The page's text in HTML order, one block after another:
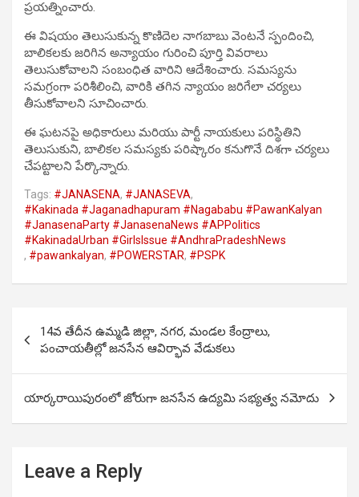
ప్రయత్నించారు.
ఈ విషయం తెలుసుకున్న కొణిదెల నాగబాబు వెంటనే స్పందించి,
బాలికలకు జరిగిన అన్యాయం గురించి పూర్తి వివరాలు
తెలుసుకోవాలని సంబంధిత వారిని ఆదేశించారు. సమస్యను
సమగ్రంగా పరిశీలించి, వారికి తగిన న్యాయం జరిగేలా చర్యలు
తీసుకోవాలని సూచించారు.
ఈ ఘటనపై అధికారులు మరియు పార్టీ నాయకులు పరిస్థితిని
తెలుసుకుని, బాలికల సమస్యకు పరిష్కారం కనుగొనే దిశగా చర్యలు
చేపట్టాలని పేర్కొన్నారు.
Tags: #JANASENA, #JANASEVA,
#Kakinada #Jaganadhapuram #Nagababu #PawanKalyan
#JanasenaParty #JanasenaNews #APPolitics
#KakinadaUrban #GirlsIssue #AndhraPradeshNews
, #pawankalyan, #POWERSTAR, #PSPK
navigation
14వ తేదీన ఉమ్మడి జిల్లా, నగర, మండల కేంద్రాలు,
పంచాయతీల్లో జనసేన ఆవిర్భావ వేడుకలు
యార్కరాయిపురంలో జోరుగా జనసేన ఉద్యమి సభ్యత్వ నమోదు
Leave a Reply